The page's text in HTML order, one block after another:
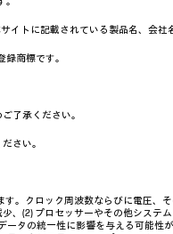
イトに記載されている製品名、会
商標です。
了承ください。
さい。
。クロック周波数ならびに電圧、
(2) プロセッサーやその他システ
タの統一性に影響を与える可能性